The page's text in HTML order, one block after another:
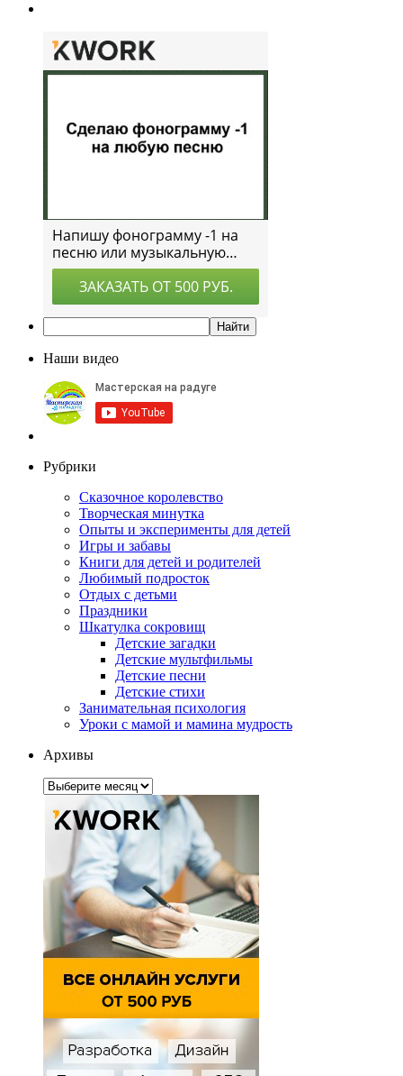
Наши видео
Рубрики
Сказочное королевство
Творческая минутка
Опыты и эксперименты для детей
Игры и забавы
Книги для детей и родителей
Любимый подросток
Отдых с детьми
Праздники
Шкатулка сокровищ
Детские загадки
Детские мультфильмы
Детские песни
Детские стихи
Занимательная психология
Уроки с мамой и мамина мудрость
Архивы
Архивы